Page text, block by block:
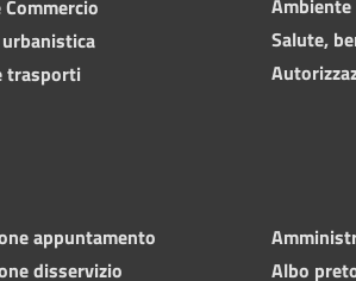
trasporti
Salute,
appuntamento
disservizio
Albo